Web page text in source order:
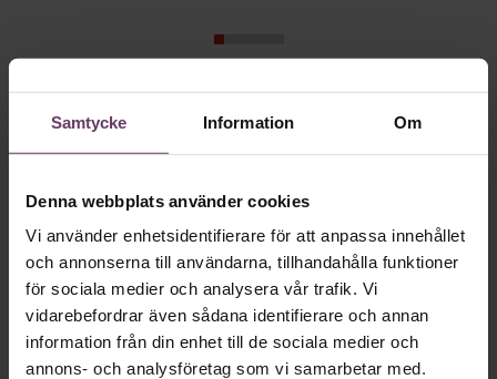
Samtycke Information Om
Denna webbplats använder cookies
Vi använder enhetsidentifierare för att anpassa innehållet
och annonserna till användarna, tillhandahålla funktioner
för sociala medier och analysera vår trafik. Vi
vidarebefordrar även sådana identifierare och annan
information från din enhet till de sociala medier och
annons- och analysföretag som vi samarbetar med.
Skriv som en vd med en
app
MVH VD
Kan en app som förvandlar
text till korthugget vd-språk – utan
artighetsfraser, men gärna stavfel – vara
vägen för den som vill nå fram till
toppcheferna?